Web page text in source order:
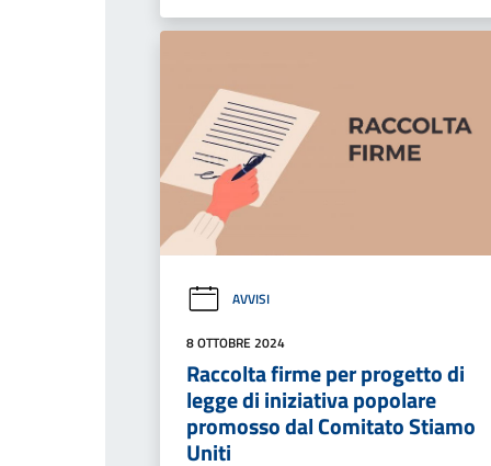
AVVISI
8 OTTOBRE 2024
Raccolta firme per progetto di
legge di iniziativa popolare
promosso dal Comitato Stiamo
Uniti